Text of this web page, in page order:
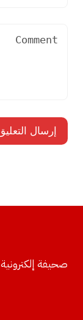
صحيفة إلكترونية